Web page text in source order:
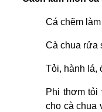
Cá chẽm
Cà chua rửa
Tỏi, hành lá,
Phi thơm tỏi
cho cà chua